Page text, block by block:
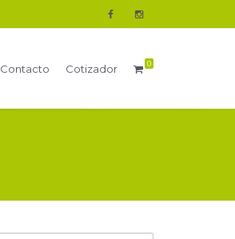
Contacto Cotizador 0